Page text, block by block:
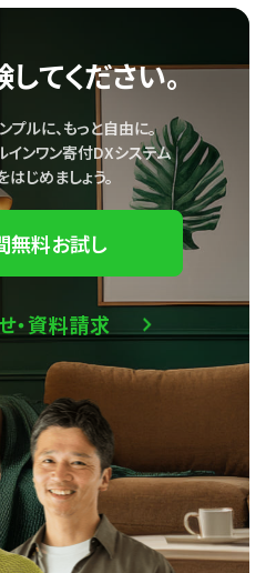
てください。
プルに、もっと自由に。
ンワン寄付DXシステム
じめましょう。
無料お試し
・資料請求